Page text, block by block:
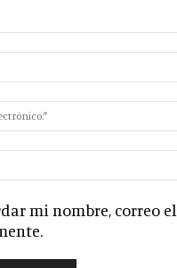
mi nombre, correo